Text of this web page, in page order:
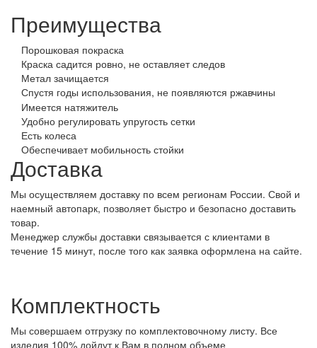
Преимущества
Порошковая покраска
Краска садится ровно, не оставляет следов
Метал зачищается
Спустя годы использования, не появляются ржавчины
Имеется натяжитель
Удобно регулировать упругость сетки
Есть колеса
Обеспечивает мобильность стойки
Доставка
Мы осуществляем доставку по всем регионам России. Свой и
наемный автопарк, позволяет быстро и безопасно доставить
товар.
Менеджер службы доставки связывается с клиентами в
течение 15 минут, после того как заявка оформлена на сайте.
Комплектность
Мы совершаем отгрузку по комплектовочному листу. Все
изделия 100% дойдут к Вам в полном объеме